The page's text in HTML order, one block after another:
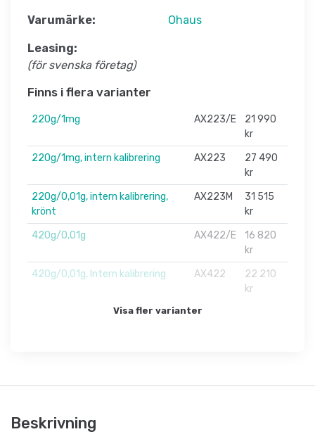
Varumärke: Ohaus
Leasing:
(för svenska företag)
Finns i flera varianter
220g/1mg AX223/E
21 990
kr
220g/1mg, intern kalibrering
AX223
27 490
kr
220g/0,01g, intern kalibrering,
krönt
AX223M
31 515
kr
420g/0,01g
AX422/E
16 820
kr
420g/0,01g, Intern kalibrering
AX422
22 210
kr
Visa fler varianter
Beskrivning